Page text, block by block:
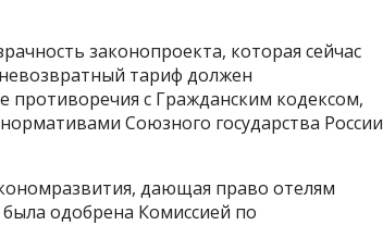
законопроекта, которая сейчас
тариф должен
противоречия с Гражданским кодексом,
Союзного государства России
дающая право отелям
одобрена Комиссией по